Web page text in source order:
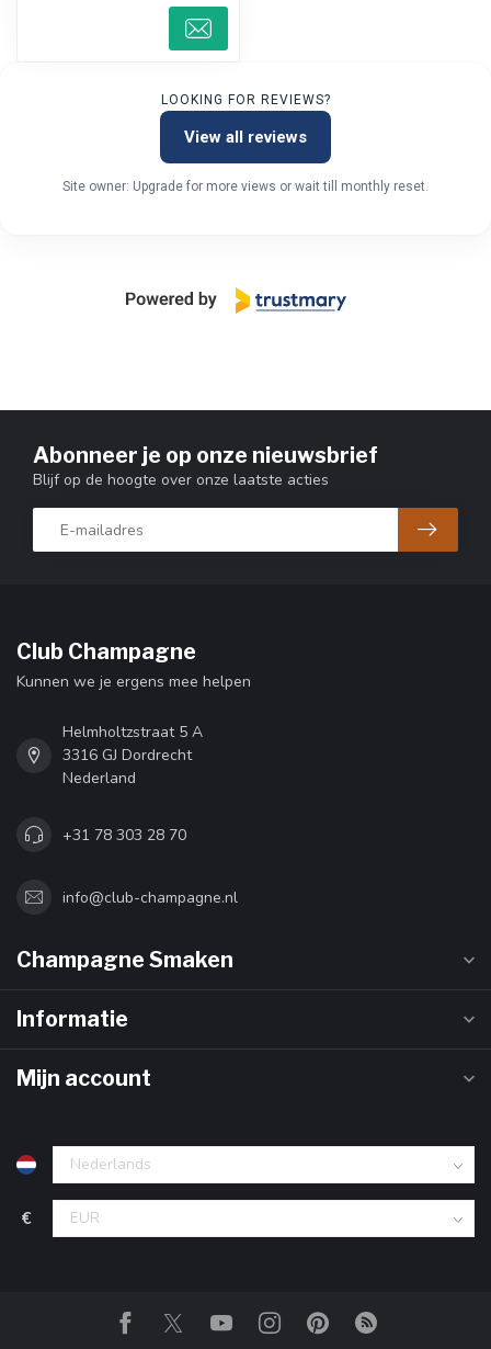
LOOKING FOR REVIEWS?
View all reviews
Site owner: Upgrade for more views or wait till monthly reset.
Abonneer je op onze nieuwsbrief
Blijf op de hoogte over onze laatste acties
Club Champagne
Kunnen we je ergens mee helpen
Helmholtzstraat 5 A
3316 GJ Dordrecht
Nederland
+31 78 303 28 70
info@club-champagne.nl
Champagne Smaken
Informatie
Mijn account
€